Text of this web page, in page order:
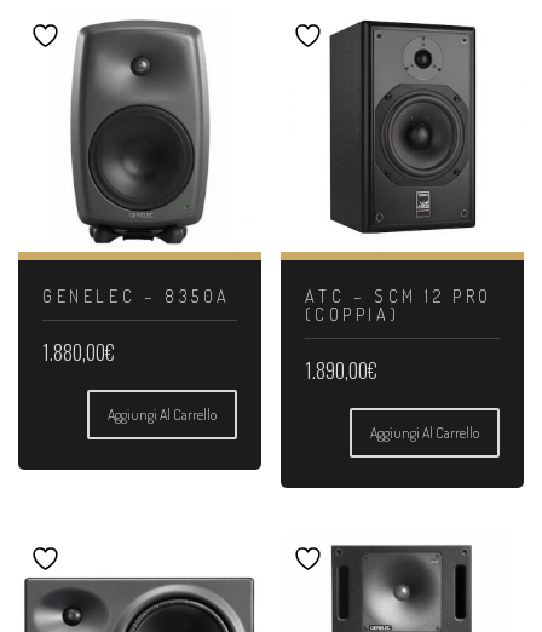
GENELEC – 8350A
1.880,00€
Aggiungi Al Carrello
ATC – SCM 12 PRO
(COPPIA)
1.890,00€
Aggiungi Al Carrello